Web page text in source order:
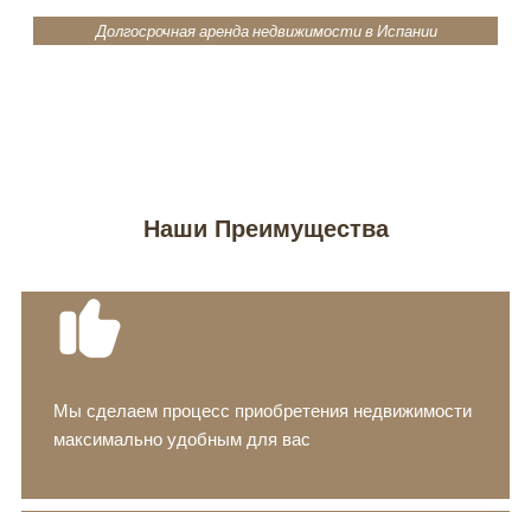
Долгосрочная аренда недвижимости в Испании
Наши Преимущества
Мы сделаем процесс приобретения недвижимости
максимально удобным для вас